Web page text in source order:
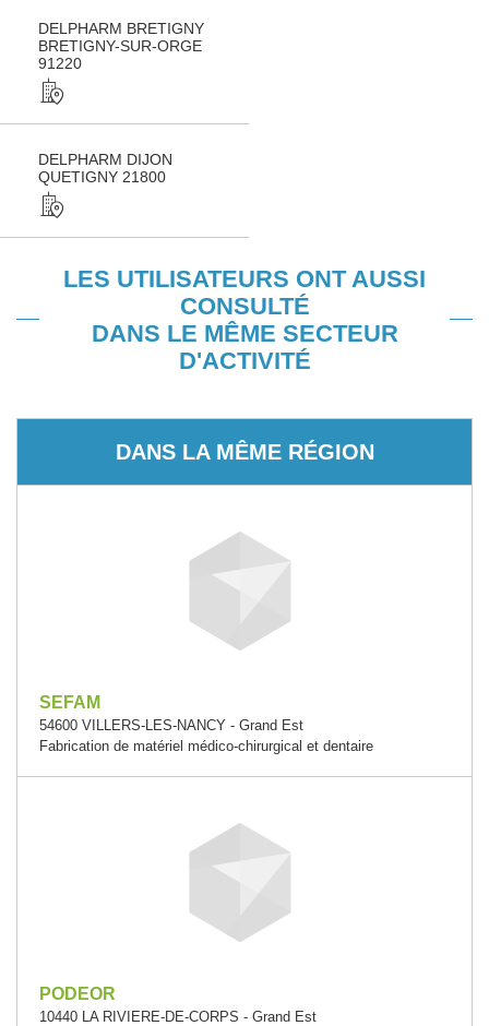
DELPHARM BRETIGNY
BRETIGNY-SUR-ORGE
91220
DELPHARM DIJON
QUETIGNY 21800
LES UTILISATEURS ONT AUSSI
CONSULTÉ
DANS LE MÊME SECTEUR
D'ACTIVITÉ
DANS LA MÊME RÉGION
SEFAM
54600 VILLERS-LES-NANCY - Grand Est
Fabrication de matériel médico-chirurgical et dentaire
PODEOR
10440 LA RIVIERE-DE-CORPS - Grand Est